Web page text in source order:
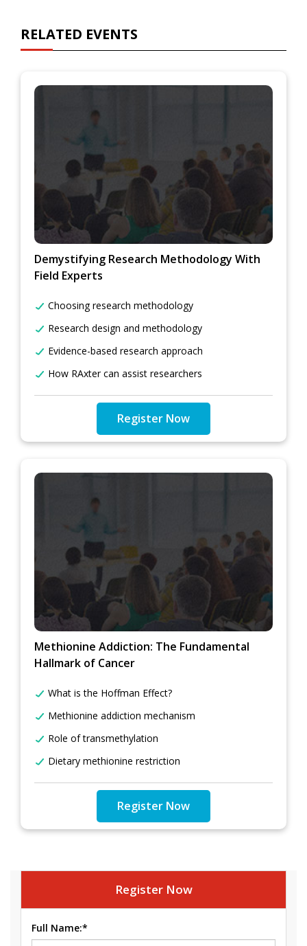
RELATED EVENTS
Demystifying Research Methodology With
Field Experts
Choosing research methodology
Research design and methodology
Evidence-based research approach
How RAxter can assist researchers
Register Now
Methionine Addiction: The Fundamental
Hallmark of Cancer
What is the Hoffman Effect?
Methionine addiction mechanism
Role of transmethylation
Dietary methionine restriction
Register Now
Register Now
Full Name:*